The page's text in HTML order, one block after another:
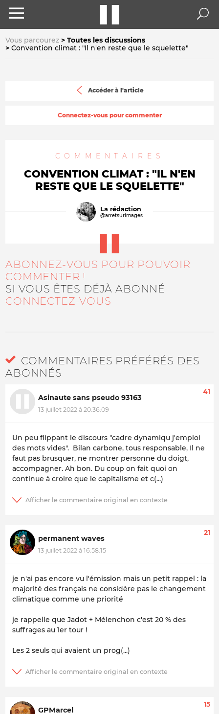
Vous parcourez
Toutes les discussions
Convention climat : "Il n'en reste que le squelette"
Accéder à l'article
Connectez-vous pour commenter
COMMENTAIRES
CONVENTION CLIMAT : "IL N'EN
RESTE QUE LE SQUELETTE"
La rédaction
@arretsurimages
ABONNEZ-VOUS POUR POUVOIR
COMMENTER !
SI VOUS ÊTES DÉJÀ ABONNÉ
CONNECTEZ-VOUS
COMMENTAIRES PRÉFÉRÉS DES
ABONNÉS
Asinaute sans pseudo 93163
13 juillet 2022 à 20:36:09
41
Un peu flippant le discours "cadre dynamiqu j'emploi
des mots vides". Bilan carbone, tous responsable, Il ne
faut pas brusquer, ne montrer personne du doigt,
accompagner. Ah bon. Du coup on fait quoi on
continue à croire que le capitalisme et c(...)
permanent waves
13 juillet 2022 à 16:58:15
21
je n'ai pas encore vu l'émission mais un petit rappel : la
majorité des français ne considère pas le changement
climatique comme une priorité
je rappelle que Jadot + Mélenchon c'est 20 % des
suffrages au 1er tour !
Les 2 seuls qui avaient un prog(...)
GPMarcel
15